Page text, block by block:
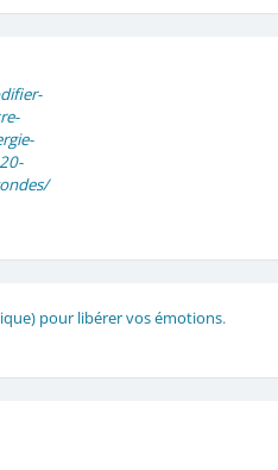
pour libérer vos émotions.